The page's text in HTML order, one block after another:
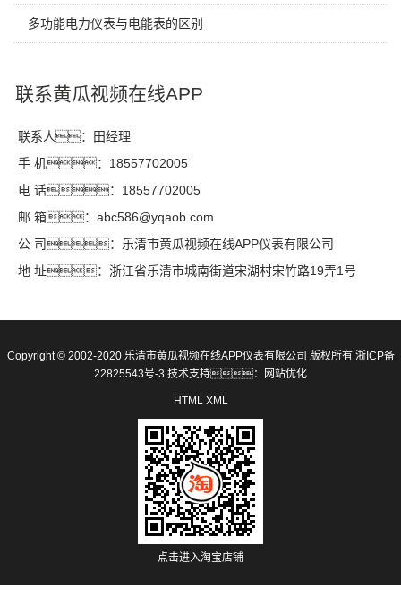
多功能电力仪表与电能表的区别
联系黄瓜视频在线APP
联系人：田经理
手 机：18557702005
电 话：18557702005
邮 箱：abc586@yqaob.com
公 司：乐清市黄瓜视频在线APP仪表有限公司
地 址：浙江省乐清市城南街道宋湖村宋竹路19弄1号
Copyright © 2002-2020 乐清市黄瓜视频在线APP仪表有限公司 版权所有 浙ICP备
22825543号-3 技术支持： 网站优化
HTML XML
点击进入淘宝店铺